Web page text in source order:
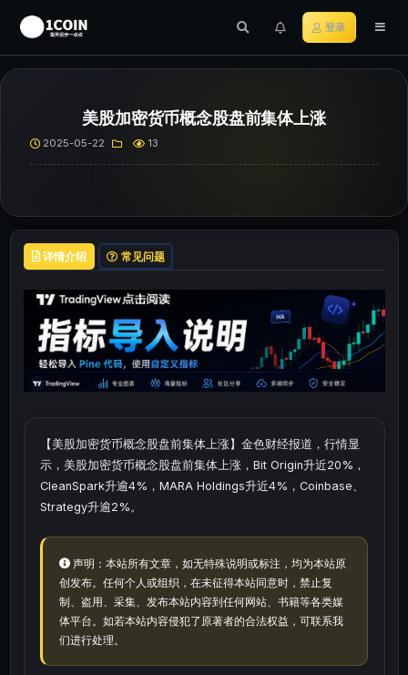
登录
美股加密货币概念股盘前集体上涨
2025-05-22 13
详情介绍 常见问题
【美股加密货币概念股盘前集体上涨】金色财经报道，行情显
示，美股加密货币概念股盘前集体上涨，Bit Origin升近20%，
CleanSpark升逾4%，MARA Holdings升近4%，Coinbase、
Strategy升逾2%。
声明：本站所有文章，如无特殊说明或标注，均为本站原
创发布。任何个人或组织，在未征得本站同意时，禁止复
制、盗用、采集、发布本站内容到任何网站、书籍等各类媒
体平台。如若本站内容侵犯了原著者的合法权益，可联系我
们进行处理。